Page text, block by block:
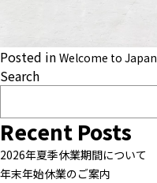
Posted in Welcome to Japan
Search
Recent Posts
2026年夏季休業期間について
年末年始休業のご案内